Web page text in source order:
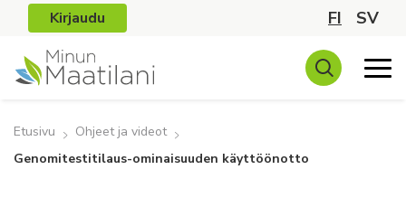
Kirjaudu FI SV
Etusivu
Ohjeet ja videot
Genomitestitilaus-ominaisuuden käyttöönotto